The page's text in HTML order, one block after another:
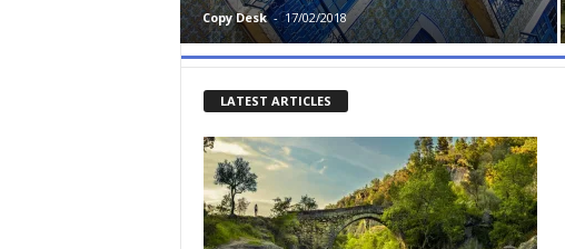
Copy Desk - 17/02/2018
LATEST ARTICLES